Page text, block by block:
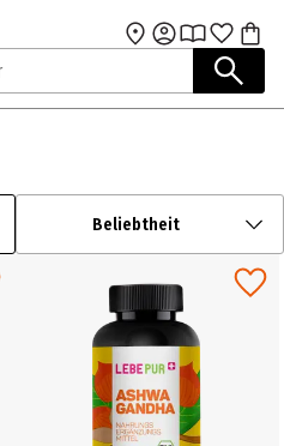
Zum Hauptinhalt
Beliebtheit